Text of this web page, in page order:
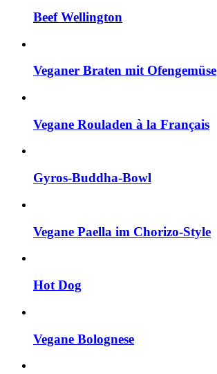
Beef Wellington
Veganer Braten mit Ofengemüse
Vegane Rouladen à la Français
Gyros-Buddha-Bowl
Vegane Paella im Chorizo-Style
Hot Dog
Vegane Bolognese